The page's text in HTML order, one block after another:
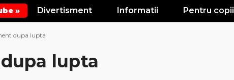
» Divertisment Informatii Pentru copii
dupa lupta
lupta